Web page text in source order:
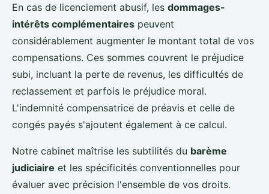
En cas de licenciement abusif, les dommages-
intérêts complémentaires peuvent
considérablement augmenter le montant total de vos
compensations. Ces sommes couvrent le préjudice
subi, incluant la perte de revenus, les difficultés de
reclassement et parfois le préjudice moral.
L'indemnité compensatrice de préavis et celle de
congés payés s'ajoutent également à ce calcul.
Notre cabinet maîtrise les subtilités du barème
judiciaire et les spécificités conventionnelles pour
évaluer avec précision l'ensemble de vos droits.